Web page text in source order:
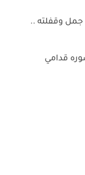
وقفلته ..
قدامي